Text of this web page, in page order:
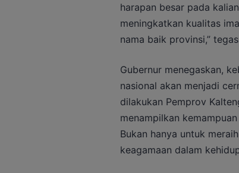
harapan besar pada
meningkatkan kualitas
nama baik provinsi,”
Gubernur menegaskan,
nasional akan menjadi
dilakukan Pemprov
menampilkan
Bukan hanya untuk
keagamaan dalam